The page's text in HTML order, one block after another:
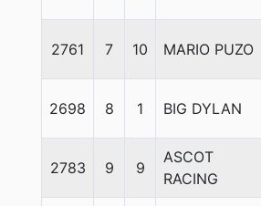
2761 7 10 MARIO PUZO
2698 8 1 BIG DYLAN
2783 9 9
ASCOT
RACING